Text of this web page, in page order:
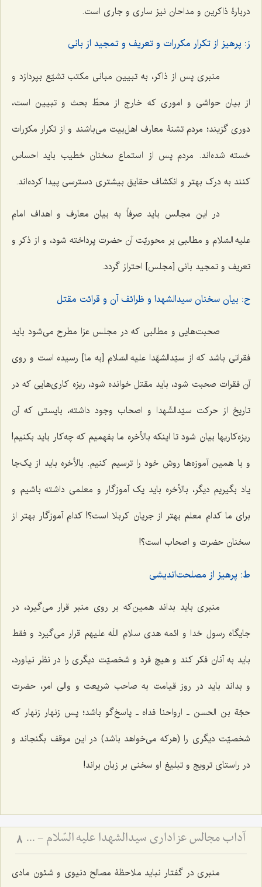
دربارۀ ذاکرین و مداحان نیز ساری و جاری است.
ز: پرهیز از تکرار مکررات و تعریف و تمجید از بانی
منبری پس از ذاکر، به تبیین مبانی مکتب تشیّع بپردازد و
از بیان حواشی و اموری که خارج از محطّ بحث و تبیین است،
دوری گزیند؛ مردم تشنۀ معارف اهل‌بیت می‌باشند و از تکرار مکرّرات
خسته شده‌اند. مردم پس از استماع سخنان خطیب باید احساس
کنند به درک بهتر و انکشاف حقایق بیشتری دسترسی پیدا کرده‌اند.
در این مجالس باید صرفاً به بیان معارف و اهداف امام
علیه السّلام و مطالبی بر محوریّت آن حضرت پرداخته شود، و از ذکر و
تعریف و تمجید بانی [مجلس] احتراز گردد.
ح: بیان سخنان سیدالشهدا و ظرائف آن و قرائت مقتل
صحبت‌هایی و مطالبی که در مجلس عزا مطرح می‌شود باید
فقراتی باشد که از سیّدالشهّدا علیه السّلام [به ما] رسیده است و روی
آن فقرات صحبت شود، باید مقتل خوانده شود، ریزه کاری‌هایی که در
تاریخ از حرکت سیّدالشّهدا و اصحاب وجود داشته، بایستی که آن
ریزه‌کاریها بیان شود تا اینکه بالأخره ما بفهمیم که چه‌کار باید بکنیم!
و با همین آموزه‌ها روش خود را ترسیم کنیم. بالأخره باید از یک‌جا
یاد بگیریم دیگر، بالأخره باید یک آموزگار و معلمی داشته باشیم و
برای ما کدام معلم بهتر از جریان کربلا است؟! کدام آموزگار بهتر از
سخنان حضرت و اصحاب است؟!
ط: پرهیز از مصلحت‌اندیشی
منبری باید بداند همین‌که بر روی منبر قرار می‌گیرد، در
جایگاه رسول خدا و ائمه هدی سلام اللَه علیهم قرار می‌گیرد و فقط
باید به آنان فکر کند و هیچ فرد و شخصیّت دیگری را در نظر نیاورد،
و بداند باید در روز قیامت به صاحب شریعت و والی امر، حضرت
حجّة بن الحسن ـ ارواحنا فداه ـ پاسخ‌گو باشد؛ پس زنهار زنهار که
شخصیّت دیگری را (هرکه می‌خواهد باشد) در این موقف بگنجاند و
در راستای ترویج و تبلیغ او سخنی بر زبان براند!
آداب مجالس عزاداری سیدالشهدا علیه السّلام - و دستورات بزرگان راجع به ماه‌های محرم و صفر 8
منبری در گفتار نباید ملاحظۀ مصالح دنیوی و شئون مادی